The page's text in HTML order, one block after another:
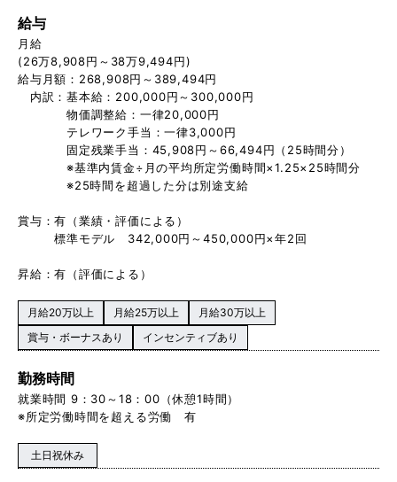
給与
月給
(26万8,908円～38万9,494円)
給与月額：268,908円～389,494円
内訳：基本給：200,000円～300,000円
物価調整給：一律20,000円
テレワーク手当：一律3,000円
固定残業手当：45,908円～66,494円（25時間分）
※基準内賃金÷月の平均所定労働時間×1.25×25時間分
※25時間を超過した分は別途支給
賞与：有（業績・評価による）
標準モデル 342,000円～450,000円×年2回
昇給：有（評価による）
月給20万以上 月給25万以上
月給30万以上
賞与・ボーナスあり
インセンティブあり
勤務時間
就業時間 9：30～18：00（休憩1時間）
※所定労働時間を超える労働 有
土日祝休み